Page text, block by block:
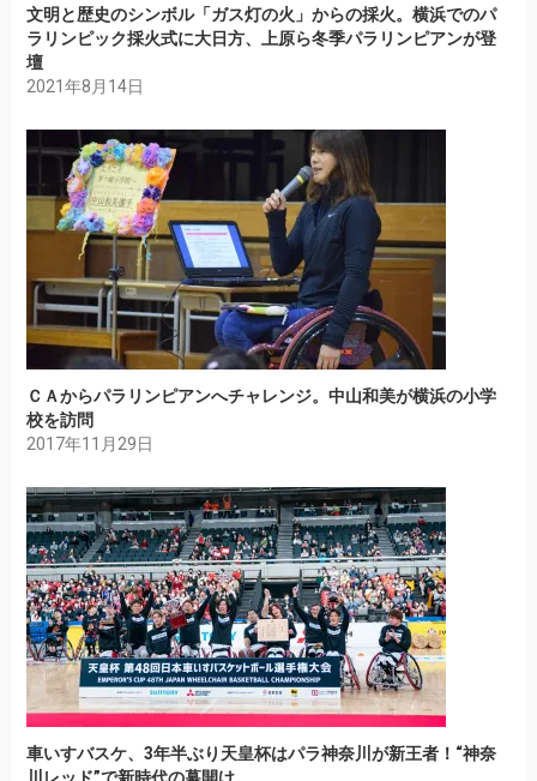
文明と歴史のシンボル「ガス灯の火」からの採火。横浜でのパ
ラリンピック採火式に大日方、上原ら冬季パラリンピアンが登
壇
2021年8月14日
ＣＡからパラリンピアンへチャレンジ。中山和美が横浜の小学
校を訪問
2017年11月29日
車いすバスケ、3年半ぶり天皇杯はパラ神奈川が新王者！“神奈
川レッド”で新時代の幕開け